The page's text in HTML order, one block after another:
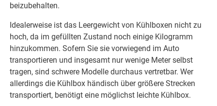
beizubehalten.
Idealerweise ist das Leergewicht von Kühlboxen nicht zu
hoch, da im gefüllten Zustand noch einige Kilogramm
hinzukommen. Sofern Sie sie vorwiegend im Auto
transportieren und insgesamt nur wenige Meter selbst
tragen, sind schwere Modelle durchaus vertretbar. Wer
allerdings die Kühlbox händisch über größere Strecken
transportiert, benötigt eine möglichst leichte Kühlbox.